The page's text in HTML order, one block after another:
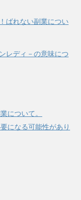
ばれない副業につい
レディ－の意味につ
について。
になる可能性があり